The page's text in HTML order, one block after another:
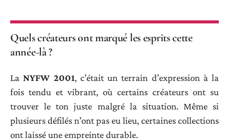
Quels créateurs ont marqué les esprits cette
année-là ?
LaNYFW 2001, c’était un terrain d’expression à la
fois tendu et vibrant, où certains créateurs ont su
trouver le ton juste malgré la situation. Même si
plusieurs défilés n’ont pas eu lieu, certaines collections
ont laissé une empreinte durable.